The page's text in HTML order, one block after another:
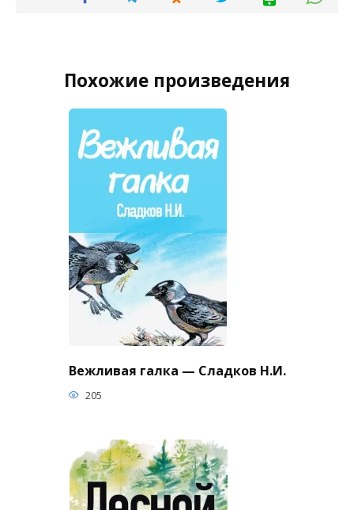
Похожие произведения
Вежливая галка — Сладков Н.И.
205